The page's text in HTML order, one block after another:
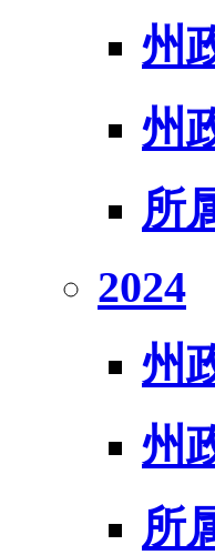
州
州
所
2024
州
州
所